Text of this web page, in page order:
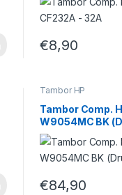
€8,90
Tambor HP
Tambor Comp.
W9054MC BK
€84,90